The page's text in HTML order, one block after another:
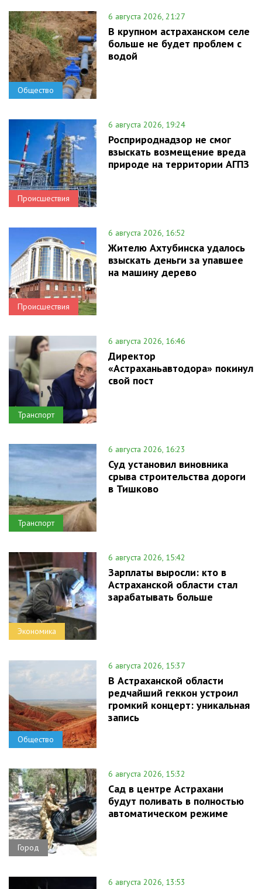
Общество
6 августа 2026, 21:27
В крупном астраханском селе
больше не будет проблем с
водой
Происшествия
6 августа 2026, 19:24
Росприроднадзор не смог
взыскать возмещение вреда
природе на территории АГПЗ
Происшествия
6 августа 2026, 16:52
Жителю Ахтубинска удалось
взыскать деньги за упавшее
на машину дерево
Транспорт
6 августа 2026, 16:46
Директор
«Астраханьавтодора» покинул
свой пост
Транспорт
6 августа 2026, 16:23
Суд установил виновника
срыва строительства дороги
в Тишково
Экономика
6 августа 2026, 15:42
Зарплаты выросли: кто в
Астраханской области стал
зарабатывать больше
Общество
6 августа 2026, 15:37
В Астраханской области
редчайший геккон устроил
громкий концерт: уникальная
запись
Город
6 августа 2026, 15:32
Сад в центре Астрахани
будут поливать в полностью
автоматическом режиме
6 августа 2026, 13:53